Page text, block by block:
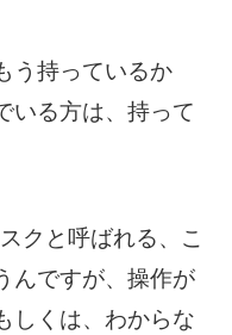
う持っているか
いる方は、持って
クと呼ばれる、こ
んですが、操作が
しくは、わからな